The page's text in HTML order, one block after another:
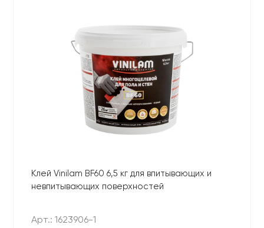
Клей Vinilam BF60 6,5 кг для впитывающих и
невпитывающих поверхностей
Арт.: 1623906-1